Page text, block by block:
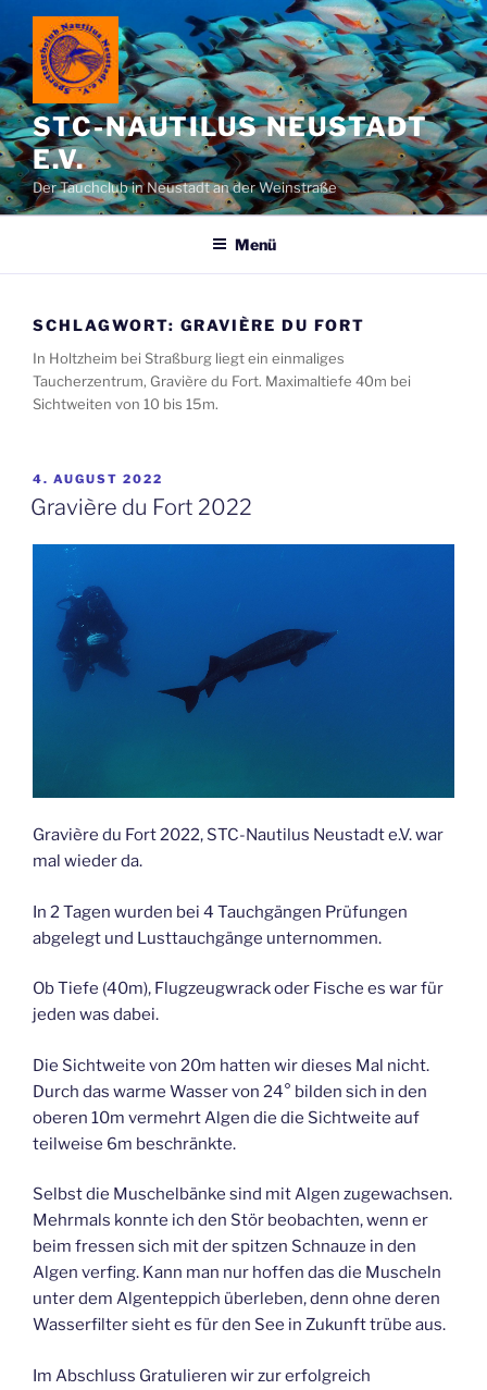
Zum
Inhalt
springen
STC-NAUTILUS NEUSTADT
E.V.
Der Tauchclub in Neustadt an der Weinstraße
Menü
SCHLAGWORT: GRAVIÈRE DU FORT
In Holtzheim bei Straßburg liegt ein einmaliges
Taucherzentrum, Gravière du Fort. Maximaltiefe 40m bei
Sichtweiten von 10 bis 15m.
VERÖFFENTLICHT
AM
4. AUGUST 2022
Gravière du Fort 2022
Gravière du Fort 2022, STC-Nautilus Neustadt e.V. war
mal wieder da.
In 2 Tagen wurden bei 4 Tauchgängen Prüfungen
abgelegt und Lusttauchgänge unternommen.
Ob Tiefe (40m), Flugzeugwrack oder Fische es war für
jeden was dabei.
Die Sichtweite von 20m hatten wir dieses Mal nicht.
Durch das warme Wasser von 24° bilden sich in den
oberen 10m vermehrt Algen die die Sichtweite auf
teilweise 6m beschränkte.
Selbst die Muschelbänke sind mit Algen zugewachsen.
Mehrmals konnte ich den Stör beobachten, wenn er
beim fressen sich mit der spitzen Schnauze in den
Algen verfing. Kann man nur hoffen das die Muscheln
unter dem Algenteppich überleben, denn ohne deren
Wasserfilter sieht es für den See in Zukunft trübe aus.
Im Abschluss Gratulieren wir zur erfolgreich